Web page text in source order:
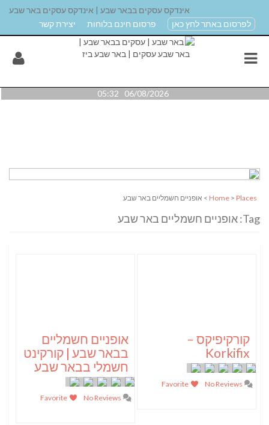
אינדקס עסקים בבאר שבע | אינדקס עסקים באר שבע
לפרסום באתר לחץ כאן
פרסום חינם בלוחות יצירת קשר
06/08/2026 05:32
Home > Places > אופניים חשמליים באר שבע
Tag: אופניים חשמליים באר שבע
קורקיפיקס –
Korkifix
אופניים חשמליים
בבאר שבע | קורקינט
חשמלי בבאר שבע